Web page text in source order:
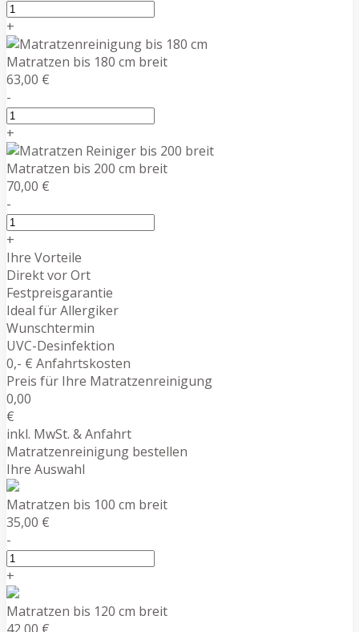
+
Matratzen bis 180 cm breit
63,00 €
-
+
Matratzen bis 200 cm breit
70,00 €
-
+
Ihre Vorteile
Direkt vor Ort
Festpreisgarantie
Ideal für Allergiker
Wunschtermin
UVC-Desinfektion
0,- € Anfahrtskosten
Preis für Ihre Matratzenreinigung
0,00
€
inkl. MwSt. & Anfahrt
Matratzenreinigung bestellen
Ihre Auswahl
Matratzen bis 100 cm breit
35,00 €
-
+
Matratzen bis 120 cm breit